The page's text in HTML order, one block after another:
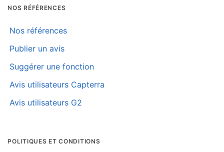
NOS RÉFÉRENCES
Nos références
Publier un avis
Suggérer une fonction
Avis utilisateurs Capterra
Avis utilisateurs G2
POLITIQUES ET CONDITIONS